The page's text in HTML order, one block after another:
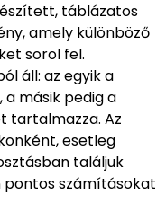
táblázatos
amely különböző
sorol fel.
áll: az egyik a
másik pedig a
tartalmazza. Az
esetleg
találjuk
számításokat